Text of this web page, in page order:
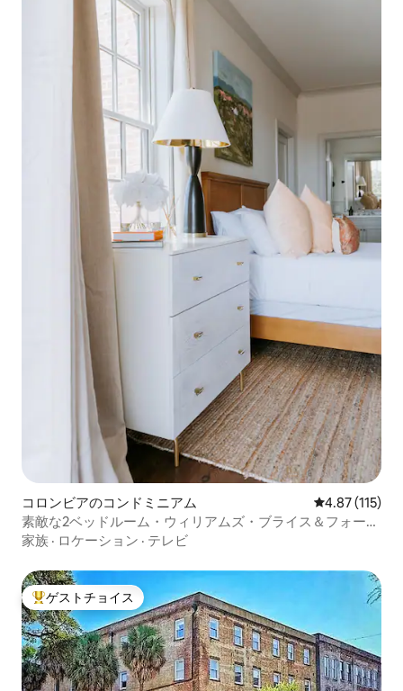
コロンビアのコンドミニアム レビュー115
4.87 (115)
素敵な2ベッドルーム・ウィリアムズ・ブライス＆フォー
ト・ジャクソン
家族 · ロケーション · テレビ
大好評のゲストチョイスです。
ゲストチョイス